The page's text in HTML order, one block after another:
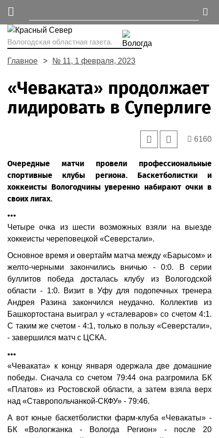
Вологодская областная газета.
Главное № 11, 1 февраля, 2023
«Чеваката» продолжает
лидировать в Суперлиге
6160
Очередные матчи провели профессиональные
спортивные клубы региона. Баскетболистки и
хоккеисты Вологодчины уверенно набирают очки в
своих лигах.
•••
Четыре очка из шести возможных взяли на выезде
хоккеисты череповецкой «Северстали».
Основное время и овертайм матча между «Барысом» и
желто-черными закончились вничью - 0:0. В серии
буллитов победа досталась клубу из Вологодской
области - 1:0. Визит в Уфу для подопечных тренера
Андрея Разина закончился неудачно. Коллектив из
Башкортостана выиграл у «сталеваров» со счетом 4:1.
С таким же счетом - 4:1, только в пользу «Северстали»,
- завершился матч с ЦСКА.
•••
«Чеваката» к концу января одержала две домашние
победы. Сначала со счетом 79:44 она разгромила БК
«Платов» из Ростовской области, а затем взяла верх
над «Ставропольчанкой-СКФУ» - 79:46.
А вот юные баскетболистки фарм-клуба «Чевакаты» -
БК «Вологжанка - Вологда Регион» - после 20